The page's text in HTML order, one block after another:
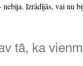
nebija. Izrādījās, vai nu
tā, ka